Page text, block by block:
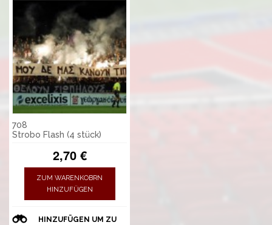
708
Strobo Flash (4 stück)
2,70 €
ZUM WARENKOBRN
HINZUFÜGEN
HINZUFÜGEN UM ZU